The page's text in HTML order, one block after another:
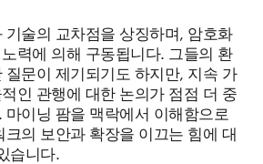
술의 교차점을 상징하며, 암호화
력에 의해 구동됩니다. 그들의 환
문이 제기되기도 하지만, 지속 가
인 관행에 대한 논의가 점점 더 중
이닝 팜을 맥락에서 이해함으로
의 보안과 확장을 이끄는 힘에 대
습니다.